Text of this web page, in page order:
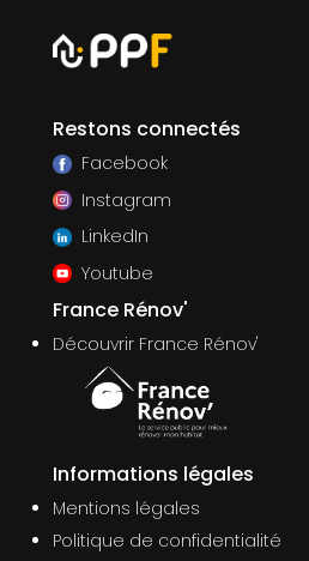
Restons connectés
Facebook
Instagram
LinkedIn
Youtube
France Rénov'
Découvrir France Rénov'
Informations légales
Mentions légales
Politique de confidentialité